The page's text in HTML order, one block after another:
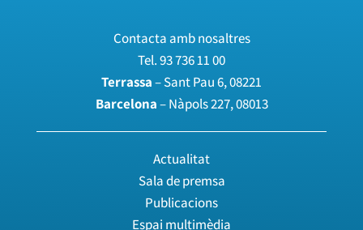
Contacta amb nosaltres
Tel.93 736 11 00
Terrassa– Sant Pau 6, 08221
Barcelona– Nàpols 227, 08013
Actualitat
Sala de premsa
Publicacions
Espai multimèdia